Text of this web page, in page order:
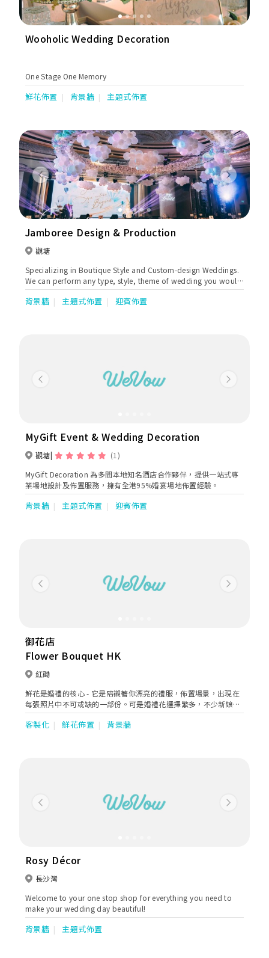
Wooholic Wedding Decoration
One Stage One Memory
鮮花佈置 背景牆 主題式佈置
Previous Next
Jamboree Design & Production
觀塘
Specializing in Boutique Style and Custom-design Weddings.
We can perform any type, style, theme of wedding you would
like with an array of possibilities. We are here to make your
dream wedding come true whether it’s outdoor or indoor.
背景牆 主題式佈置 迎賓佈置
Previous Next
MyGift Event & Wedding Decoration
觀塘
(1)
MyGift Decoration 為多間本地知名酒店合作夥伴，提供一站式專
業場地設計及佈置服務，擁有全港95%婚宴場地佈置經驗。
背景牆 主題式佈置 迎賓佈置
Previous Next
御花店
Flower Bouquet HK
紅磡
鮮花是婚禮的核心 - 它是陪襯著你漂亮的禮服，佈置場景，出現在
每張照片中不可或缺的一部份。可是婚禮花選擇繁多，不少新娘子
都因為花多眼亂，患上選擇困難症。 ​ 我們的花藝師可根據你的禮
服風格，品味和預算，預備當天所需的花材，解決你的煩惱
客製化 鮮花佈置 背景牆
Previous Next
Rosy Décor
長沙灣
Welcome to your one stop shop for everything you need to
make your wedding day beautiful!
背景牆 主題式佈置